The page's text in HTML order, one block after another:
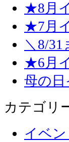
★8月
★7月
＼8/
★6月
母の
カテゴリ
イベン